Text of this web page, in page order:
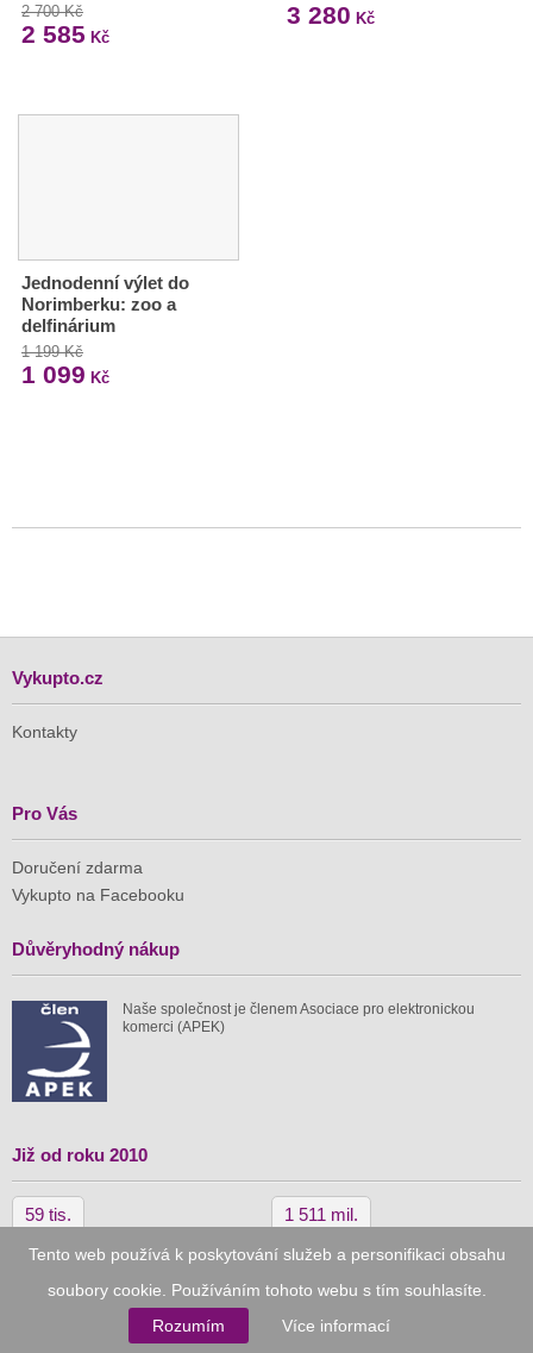
Tento web používá k poskytování služeb a personifikaci obsahu
soubory cookie. Používáním tohoto webu s tím souhlasíte.
Rozumím
Více informací
2 700 Kč
2 585 Kč
3 280 Kč
Jednodenní výlet do
Norimberku: zoo a
delfinárium
1 199 Kč
1 099 Kč
Vykupto.cz
Kontakty
Pro Vás
Doručení zdarma
Vykupto na Facebooku
Důvěryhodný nákup
Naše společnost je členem Asociace pro elektronickou
komerci (APEK)
Již od roku 2010
59 tis.
spuštěných nabídek
1 511 mil.
ušetřeno nákupy
© 2010–2026Vykupto.cz
, Všechna práva vyhrazena.